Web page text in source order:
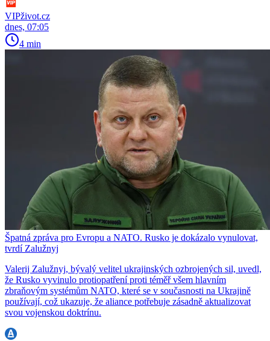
VIPživot.cz
dnes, 07:05
4 min
Špatná zpráva pro Evropu a NATO. Rusko je dokázalo vynulovat,
tvrdí Zalužnyj
Valerij Zalužnyj, bývalý velitel ukrajinských ozbrojených sil, uvedl,
že Rusko vyvinulo protiopatření proti téměř všem hlavním
zbraňovým systémům NATO, které se v současnosti na Ukrajině
používají, což ukazuje, že aliance potřebuje zásadně aktualizovat
svou vojenskou doktrínu.